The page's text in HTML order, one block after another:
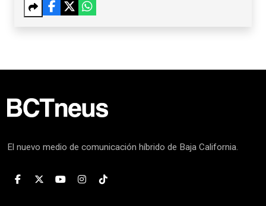
El nuevo medio de comunicación híbrido de Baja California.